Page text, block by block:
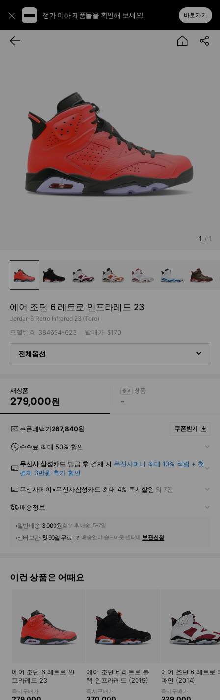
정가 이하 제품들을 확인해 보세요! 바로가기
1 / 1
에어 조던 6 레트로 인프라레드 23
Jordan 6 Retro Infrared 23 (Toro)
모델번호 384664-623 발매가 $170
전체옵션
새상품
279,000원 -